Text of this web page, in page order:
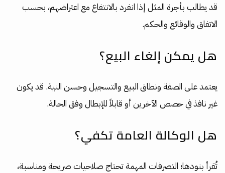
قد يطالب بأجرة المثل إذا انفرد بالانتفاع مع اعتراضهم، بحسب
الاتفاق والوقائع والحكم.
هل يمكن إلغاء البيع؟
يعتمد على الصفة ونطاق البيع والتسجيل وحسن النية. قد يكون
غير نافذ في حصص الآخرين أو قابلاً للإبطال وفق الحالة.
هل الوكالة العامة تكفي؟
تُقرأ بنودها؛ التصرفات المهمة تحتاج صلاحيات صريحة ومناسبة،